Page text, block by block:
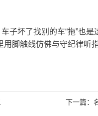
子坏了找别的车“拖”也
用脚触线仿佛与守纪律听
下一篇：